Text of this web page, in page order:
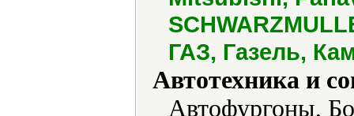
ГАЗ, Газель,
Автотехника и
Автофургоны,